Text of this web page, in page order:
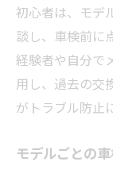
初心者は、モデ
談し、車検前に
経験者や自分で
用し、過去の交
がトラブル防止
モデルごとの